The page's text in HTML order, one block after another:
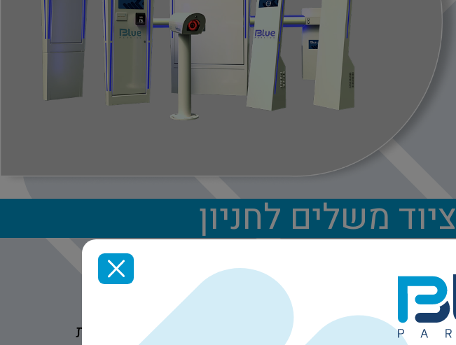
ציוד משלים לחניון
פסי האטה לשיפור בטיחות התנועה
עמודים ותמרורים לסדר וזרימת תנועה נכונה
ציוד פיזי נוסף לחוויית שימוש בטוחה ומסודרת